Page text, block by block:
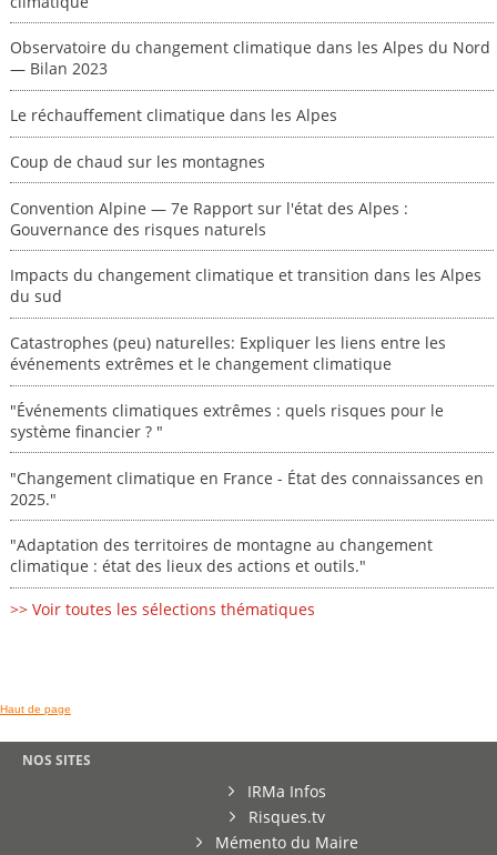
Observatoire du changement climatique dans les Alpes du Nord
— Bilan 2023
Le réchauffement climatique dans les Alpes
Coup de chaud sur les montagnes
Convention Alpine — 7e Rapport sur l'état des Alpes :
Gouvernance des risques naturels
Impacts du changement climatique et transition dans les Alpes
du sud
Catastrophes (peu) naturelles: Expliquer les liens entre les
événements extrêmes et le changement climatique
"Événements climatiques extrêmes : quels risques pour le
système financier ? "
"Changement climatique en France - État des connaissances en
2025."
"Adaptation des territoires de montagne au changement
climatique : état des lieux des actions et outils."
>> Voir toutes les sélections thématiques
Haut de page
NOS SITES
IRMa Infos
Risques.tv
Mémento du Maire